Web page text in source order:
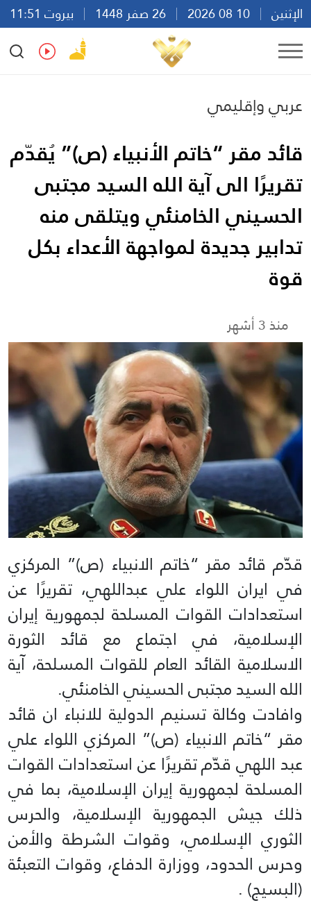
الإثنين
بيروت 11:51
Ar
En Fr Es
عربي وإقليمي
قائد مقر “خاتم الأنبياء (ص)” يُقدّم
تقريرًا الى آية الله السيد مجتبى
الحسيني الخامنئي ويتلقى منه
تدابير جديدة لمواجهة الأعداء بكل
قوة
منذ 3 أشهر
قدّم قائد مقر “خاتم الانبياء (ص)” المركزي
في ايران اللواء علي عبداللهي، تقريرًا عن
استعدادات القوات المسلحة لجمهورية إيران
الإسلامية، في اجتماع مع قائد الثورة
الاسلامية القائد العام للقوات المسلحة، آية
الله السيد مجتبى الحسيني الخامنئي.
وافادت وكالة تسنيم الدولية للانباء ان قائد
مقر “خاتم الانبياء (ص)” المركزي اللواء علي
عبد اللهي قدّم تقريرًا عن استعدادات القوات
المسلحة لجمهورية إيران الإسلامية، بما في
ذلك جيش الجمهورية الإسلامية، والحرس
الثوري الإسلامي، وقوات الشرطة والأمن
وحرس الحدود، ووزارة الدفاع، وقوات التعبئة
(البسيج) .